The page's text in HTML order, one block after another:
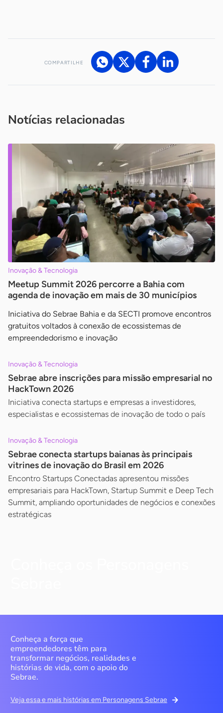
COMPARTILHE
Notícias relacionadas
Inovação & Tecnologia
Meetup Summit 2026 percorre a Bahia com
agenda de inovação em mais de 30 municípios
Iniciativa do Sebrae Bahia e da SECTI promove encontros
gratuitos voltados à conexão de ecossistemas de
empreendedorismo e inovação
Inovação & Tecnologia
Sebrae abre inscrições para missão empresarial no
HackTown 2026
Iniciativa conecta startups e empresas a investidores,
especialistas e ecossistemas de inovação de todo o país
Inovação & Tecnologia
Sebrae conecta startups baianas às principais
vitrines de inovação do Brasil em 2026
Encontro Startups Conectadas apresentou missões
empresariais para HackTown, Startup Summit e Deep Tech
Summit, ampliando oportunidades de negócios e conexões
estratégicas
Conheça a força que
empreendedores têm para
transformar negócios, realidades e
histórias de vida, com o apoio do
Sebrae.
Veja essa e mais histórias em Personagens Sebrae